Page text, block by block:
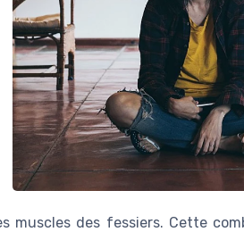
des fessiers. Cette